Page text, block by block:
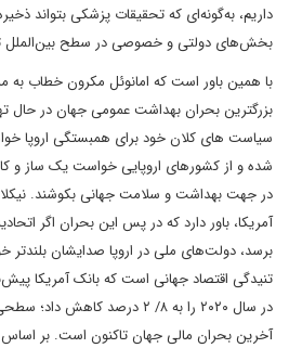
داریم، به‌گونه‌ای که تحقیقات پزشکی بتواند
بخش‌های دولتی و خصوصی در سطح بین‌الملل
با همین باور است که امانوئل مکرون خطاب
بزرگترین بحران بهداشت عمومی جهان در حال
سیاست های کلان خود برای همبستگی اروپا
شده و از کشورهای اروپایی خواست یک ساز و کارِ
در جهت بهداشت و سلامت جهانی بکوشند.
آمریکا، باور دارد که در پس این بحران اگر
برسد، دولت‌های ملی در اروپا صدایشان بلندتر
تنیدگی اقتصاد جهانی است که بانک آمریکا
در سال ۲۰۲۰ را به ۸/ ۲ درصد
آخرین بحران مالی جهان تاکنون است. بر اساس